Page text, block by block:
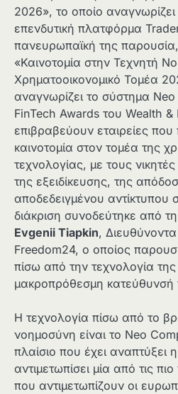
2026», το οποίο αναγνωρίζει
επενδυτική πλατφόρμα
πανευρωπαϊκή της
«Καινοτομία στην Τεχνητή
Χρηματοοικονομικό Τομέα
αναγνωρίζει το σύστημα
FinTech Awards του Wealth
επιβραβεύουν εταιρείες
καινοτομία στον τομέα της
τεχνολογίας, με τους
της εξειδίκευσης, της
αποδεδειγμένου αντίκτυπου
διάκριση συνοδεύτηκε από τη
Evgenii Tiapkin,
Freedom24, ο οποίος
πίσω από την τεχνολογία της
μακροπρόθεσμη
Η τεχνολογία πίσω από το
νοημοσύνη είναι το Neo
πλαίσιο που έχει αναπτύξει
αντιμετωπίσει μία από τις
που αντιμετωπίζουν οι